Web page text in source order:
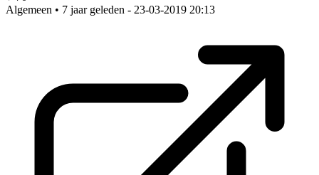
Algemeen • 7 jaar geleden - 23-03-2019 20:13